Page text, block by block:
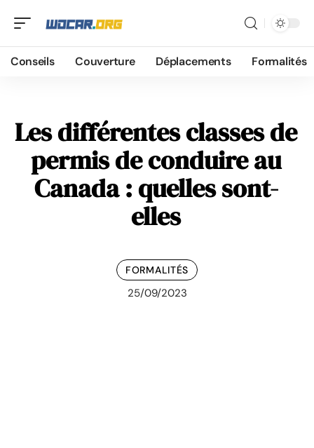
Conseils Couverture Déplacements Formalités
Les différentes classes de
permis de conduire au
Canada : quelles sont-
elles
FORMALITÉS
25/09/2023